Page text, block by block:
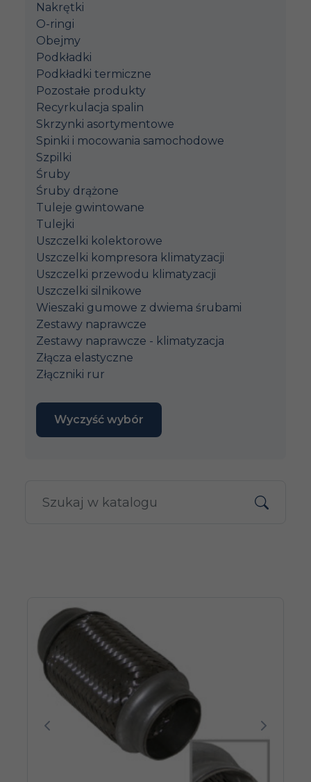
Nakrętki
O-ringi
Obejmy
Podkładki
Podkładki termiczne
Pozostałe produkty
Recyrkulacja spalin
Skrzynki asortymentowe
Spinki i mocowania samochodowe
Szpilki
Śruby
Śruby drążone
Tuleje gwintowane
Tulejki
Uszczelki kolektorowe
Uszczelki kompresora klimatyzacji
Uszczelki przewodu klimatyzacji
Uszczelki silnikowe
Wieszaki gumowe z dwiema śrubami
Zestawy naprawcze
Zestawy naprawcze - klimatyzacja
Złącza elastyczne
Złączniki rur
Wyczyść wybór
Poprzedni